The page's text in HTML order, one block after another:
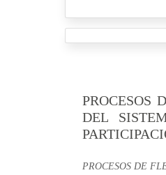
PROCESOS
DEL
PROCESOS DE